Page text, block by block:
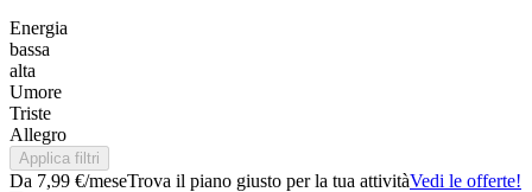
Energia
bassa
alta
Umore
Triste
Allegro
Applica filtri
Da 7,99 €/meseTrova il piano giusto per la tua attivitàVedi le offerte!